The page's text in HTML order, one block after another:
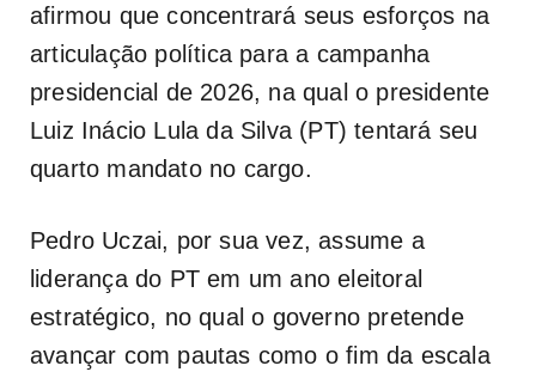
afirmou que concentrará seus esforços na
articulação política para a campanha
presidencial de 2026, na qual o presidente
Luiz Inácio Lula da Silva (PT) tentará seu
quarto mandato no cargo.
Pedro Uczai, por sua vez, assume a
liderança do PT em um ano eleitoral
estratégico, no qual o governo pretende
avançar com pautas como o fim da escala